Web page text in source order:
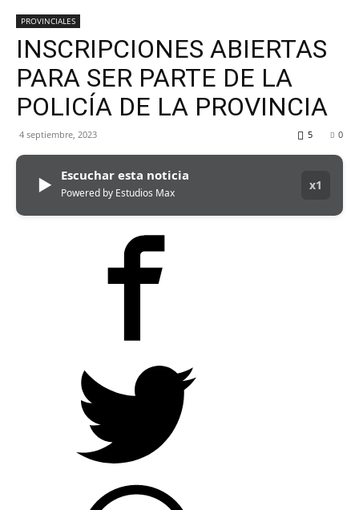
PROVINCIALES
INSCRIPCIONES ABIERTAS
PARA SER PARTE DE LA
POLICÍA DE LA PROVINCIA
4 septiembre, 2023 0
5
▶ Escuchar esta noticia
Powered by Estudios Max
x1